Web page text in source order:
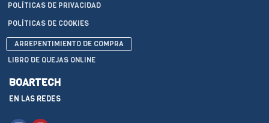
POLÍTICAS DE PRIVACIDAD
POLÍTICAS DE COOKIES
ARREPENTIMIENTO DE COMPRA
LIBRO DE QUEJAS ONLINE
BOARTECH
EN LAS REDES